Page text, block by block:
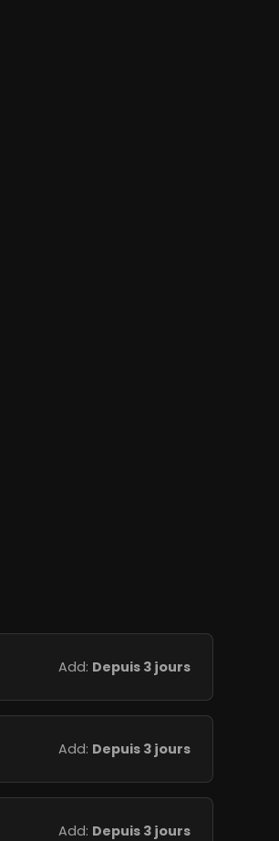
Add: Depuis 3 jours
Add: Depuis 3 jours
Add: Depuis 3 jours